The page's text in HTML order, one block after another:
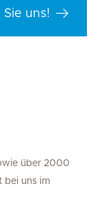
uns!
über 2000
bei uns im